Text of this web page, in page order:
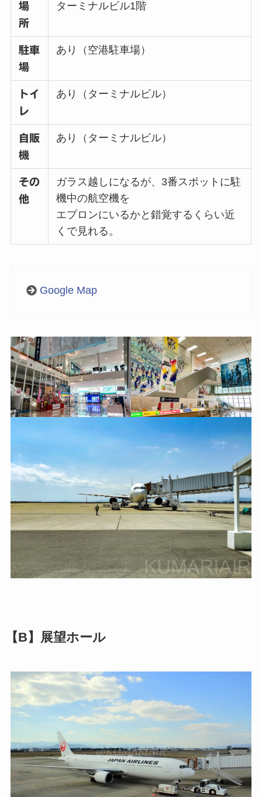
場
所
ターミナルビル1階
駐車
場
あり（空港駐車場）
トイ
レ
あり（ターミナルビル）
自販
機
あり（ターミナルビル）
その
他
ガラス越しになるが、3番スポットに駐
機中の航空機を
エプロンにいるかと錯覚するくらい近
くで見れる。
Google Map
【B】展望ホール